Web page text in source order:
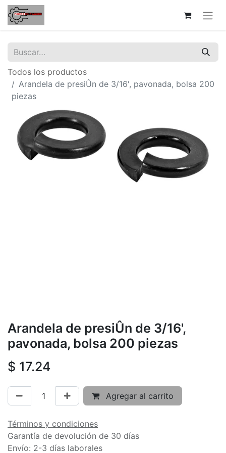
Todos los productos
Arandela de presiÛn de 3/16', pavonada, bolsa 200
piezas
Arandela de presiÛn de 3/16',
pavonada, bolsa 200 piezas
$ 17.24
Agregar al carrito
Términos y condiciones
Garantía de devolución de 30 días
Envío: 2-3 días laborales